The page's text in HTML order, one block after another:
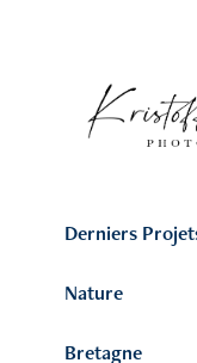
Derniers
Nature
Bretagne